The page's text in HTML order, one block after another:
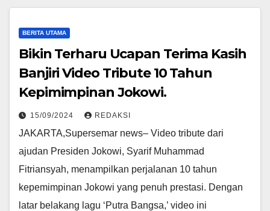
BERITA UTAMA
Bikin Terharu Ucapan Terima Kasih
Banjiri Video Tribute 10 Tahun
Kepimimpinan Jokowi.
15/09/2024 REDAKSI
JAKARTA,Supersemar news– Video tribute dari
ajudan Presiden Jokowi, Syarif Muhammad
Fitriansyah, menampilkan perjalanan 10 tahun
kepemimpinan Jokowi yang penuh prestasi. Dengan
latar belakang lagu ‘Putra Bangsa,’ video ini